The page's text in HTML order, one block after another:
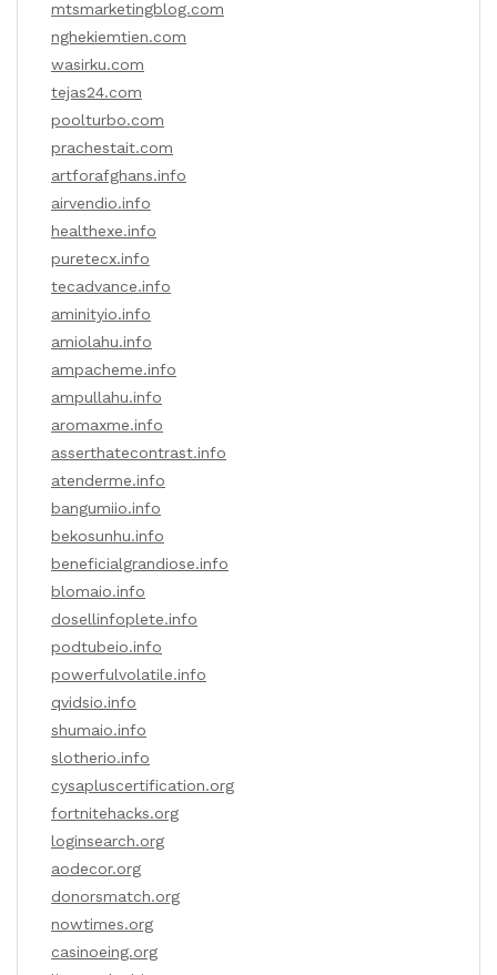
mtsmarketingblog.com
nghekiemtien.com
wasirku.com
tejas24.com
poolturbo.com
prachestait.com
artforafghans.info
airvendio.info
healthexe.info
puretecx.info
tecadvance.info
aminityio.info
amiolahu.info
ampacheme.info
ampullahu.info
aromaxme.info
asserthatecontrast.info
atenderme.info
bangumiio.info
bekosunhu.info
beneficialgrandiose.info
blomaio.info
dosellinfoplete.info
podtubeio.info
powerfulvolatile.info
qvidsio.info
shumaio.info
slotherio.info
cysapluscertification.org
fortnitehacks.org
loginsearch.org
aodecor.org
donorsmatch.org
nowtimes.org
casinoeing.org